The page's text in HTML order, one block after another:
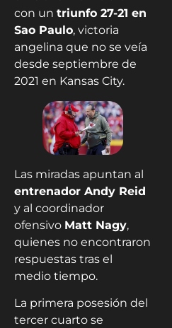
con un triunfo 27-21 en
Sao Paulo, victoria
angelina que no se veía
desde septiembre de
2021 en Kansas City.
Las miradas apuntan al
entrenador Andy Reid
y al coordinador
ofensivo Matt Nagy,
quienes no encontraron
respuestas tras el
medio tiempo.
La primera posesión del
tercer cuarto se